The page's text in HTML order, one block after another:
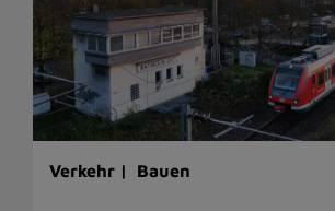
Verkehr | Bauen